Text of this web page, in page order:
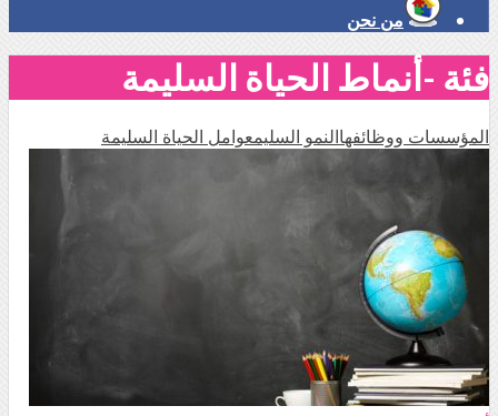
من نحن
فئة -أنماط الحياة السليمة
المؤسسات ووظائفهاالنمو السليمعوامل الحياة السليمة